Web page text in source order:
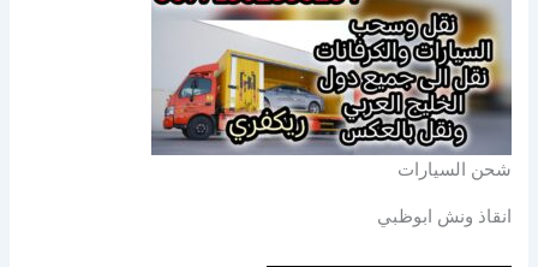
شحن السيارات
انقاذ ونش ابوظبي